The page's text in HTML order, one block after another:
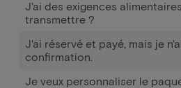
J'ai des exigences
transmettre ?
J'ai réservé et payé, mais je
confirmation.
Je veux personnaliser le